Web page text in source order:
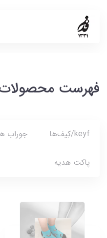
فهرست
keyf/کِیف‌ها جوراب
پاکت هدیه